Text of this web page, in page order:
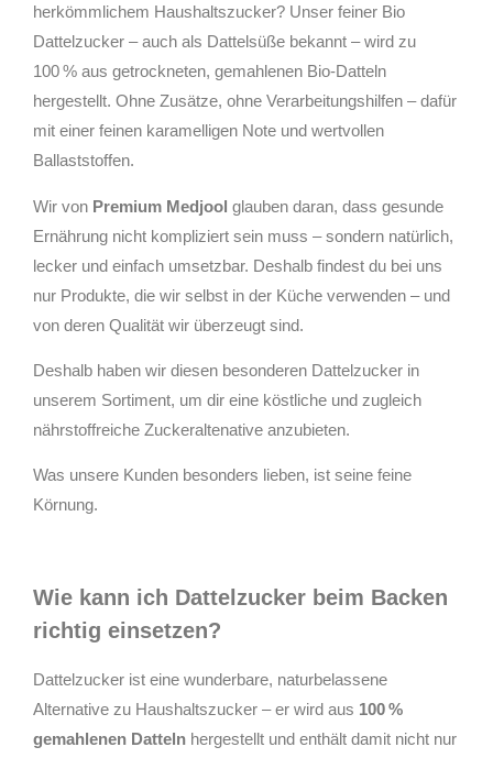
herkömmlichem Haushaltszucker? Unser feiner Bio
Dattelzucker – auch als Dattelsüße bekannt – wird zu
100 % aus getrockneten, gemahlenen Bio-Datteln
hergestellt. Ohne Zusätze, ohne Verarbeitungshilfen – dafür
mit einer feinen karamelligen Note und wertvollen
Ballaststoffen.
Wir von Premium Medjool glauben daran, dass gesunde
Ernährung nicht kompliziert sein muss – sondern natürlich,
lecker und einfach umsetzbar. Deshalb findest du bei uns
nur Produkte, die wir selbst in der Küche verwenden – und
von deren Qualität wir überzeugt sind.
Deshalb haben wir diesen besonderen Dattelzucker in
unserem Sortiment, um dir eine köstliche und zugleich
nährstoffreiche Zuckeraltenative anzubieten.
Was unsere Kunden besonders lieben, ist seine feine
Körnung.
Wie kann ich Dattelzucker beim Backen
richtig einsetzen?
Dattelzucker ist eine wunderbare, naturbelassene
Alternative zu Haushaltszucker – er wird aus 100 %
gemahlenen Datteln hergestellt und enthält damit nicht nur